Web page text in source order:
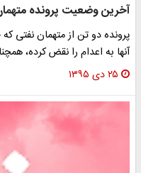
آخرین وضعیت پرونده
پرونده دو تن از متهمان
آنها به اعدام را نقض کرده، همچنان در
۲۵ دی ۱۳۹۵